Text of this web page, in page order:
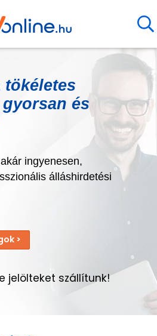
tökéletes
és
ingyenesen,
álláshirdetési
>
jelölteket szállítunk!